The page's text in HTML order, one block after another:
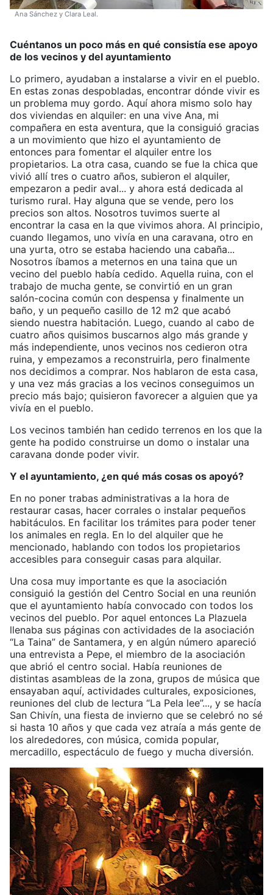
Ana Sánchez y Clara Leal.
Cuéntanos un poco más en qué consistía ese apoyo
de los vecinos y del ayuntamiento
Lo primero, ayudaban a instalarse a vivir en el pueblo.
En estas zonas despobladas, encontrar dónde vivir es
un problema muy gordo. Aquí ahora mismo solo hay
dos viviendas en alquiler: en una vive Ana, mi
compañera en esta aventura, que la consiguió gracias
a un movimiento que hizo el ayuntamiento de
entonces para fomentar el alquiler entre los
propietarios. La otra casa, cuando se fue la chica que
vivió allí tres o cuatro años, subieron el alquiler,
empezaron a pedir aval... y ahora está dedicada al
turismo rural. Hay alguna que se vende, pero los
precios son altos. Nosotros tuvimos suerte al
encontrar la casa en la que vivimos ahora. Al principio,
cuando llegamos, uno vivía en una caravana, otro en
una yurta, otro se estaba haciendo una cabaña...
Nosotros íbamos a meternos en una taina que un
vecino del pueblo había cedido. Aquella ruina, con el
trabajo de mucha gente, se convirtió en un gran
salón-cocina común con despensa y finalmente un
baño, y un pequeño casillo de 12 m2 que acabó
siendo nuestra habitación. Luego, cuando al cabo de
cuatro años quisimos buscarnos algo más grande y
más independiente, unos vecinos nos cedieron otra
ruina, y empezamos a reconstruirla, pero finalmente
nos decidimos a comprar. Nos hablaron de esta casa,
y una vez más gracias a los vecinos conseguimos un
precio más bajo; quisieron favorecer a alguien que ya
vivía en el pueblo.
Los vecinos también han cedido terrenos en los que la
gente ha podido construirse un domo o instalar una
caravana donde poder vivir.
Y el ayuntamiento, ¿en qué más cosas os apoyó?
En no poner trabas administrativas a la hora de
restaurar casas, hacer corrales o instalar pequeños
habitáculos. En facilitar los trámites para poder tener
los animales en regla. En lo del alquiler que he
mencionado, hablando con todos los propietarios
accesibles para conseguir casas para alquilar.
Una cosa muy importante es que la asociación
consiguió la gestión del Centro Social en una reunión
que el ayuntamiento había convocado con todos los
vecinos del pueblo. Por aquel entonces La Plazuela
llenaba sus páginas con actividades de la asociación
“La Taina” de Santamera, y en algún número apareció
una entrevista a Pepe, el miembro de la asociación
que abrió el centro social. Había reuniones de
distintas asambleas de la zona, grupos de música que
ensayaban aquí, actividades culturales, exposiciones,
reuniones del club de lectura “La Pela lee”..., y se hacía
San Chivín, una fiesta de invierno que se celebró no sé
si hasta 10 años y que cada vez atraía a más gente de
los alrededores, con música, comida popular,
mercadillo, espectáculo de fuego y mucha diversión.